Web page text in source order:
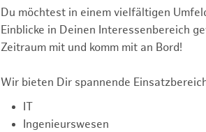
Du möchtest in einem vielfältigen
Einblicke in Deinen Interessenbereich
Zeitraum mit und komm mit an Bord!
Wir bieten Dir spannende
IT
Ingenieurswesen